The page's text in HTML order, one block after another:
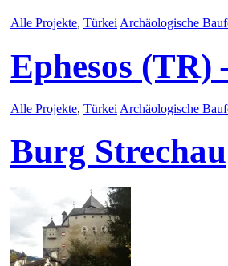
Alle Projekte, Türkei Archäologische
Ephesos (TR)
Alle Projekte, Türkei Archäologische
Burg Strechau